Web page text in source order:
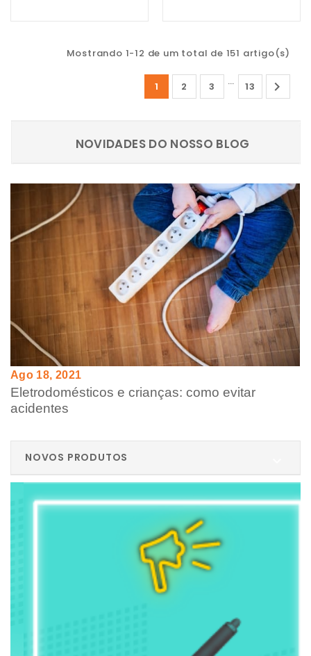
Mostrando 1-12 de um total de 151 artigo(s)
1 2 3 … 13 
Ago 18, 2021
Eletrodomésticos e crianças: como evitar
acidentes
NOVIDADES DO NOSSO BLOG
NOVOS PRODUTOS